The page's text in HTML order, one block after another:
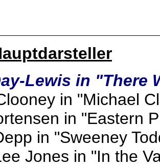
Lewis in "There
in "Michael
in "Eastern
in "Sweeney
Jones in "In the